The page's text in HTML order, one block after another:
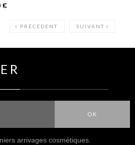
€
PRÉCÉDENT SUIVANT
OK
arrivages cosmétiques.